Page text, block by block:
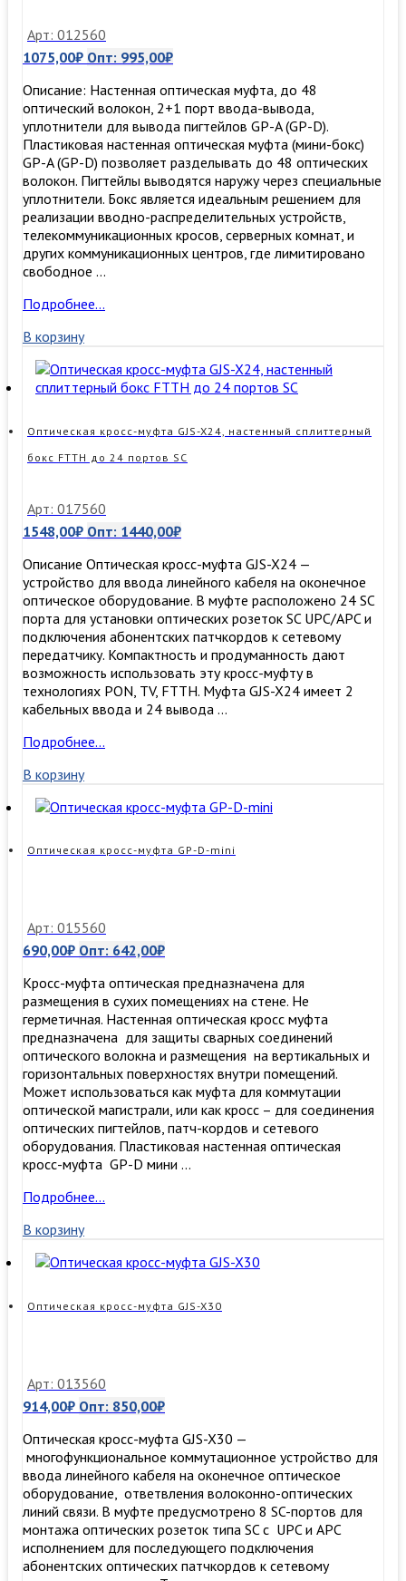
Арт: 012560
1075,00₽ Опт: 995,00₽
Описание: Настенная оптическая муфта, до 48
оптический волокон, 2+1 порт ввода-вывода,
уплотнители для вывода пигтейлов GP-A (GP-D).
Пластиковая настенная оптическая муфта (мини-бокс)
GP-A (GP-D) позволяет разделывать до 48 оптических
волокон. Пигтейлы выводятся наружу через специальные
уплотнители. Бокс является идеальным решением для
реализации вводно-распределительных устройств,
телекоммуникационных кросов, серверных комнат, и
других коммуникационных центров, где лимитировано
свободное …
Муфта
GP-
(GP-
Подробнее…
В корзину
Оптическая кросс-муфта GJS-X24, настенный сплиттерный
бокс FTTH до 24 портов SC
Арт: 017560
1548,00₽ Опт: 1440,00₽
Описание Оптическая кросс-муфта GJS-X24 —
устройство для ввода линейного кабеля на оконечное
оптическое оборудование. В муфте расположено 24 SC
порта для установки оптических розеток SC UPC/APC и
подключения абонентских патчкордов к сетевому
передатчику. Компактность и продуманность дают
возможность использовать эту кросс-муфту в
технологиях PON, TV, FTTH. Муфта GJS-X24 имеет 2
кабельных ввода и 24 вывода …
Оптическая
муфта
GJS-
X24,
сплиттерный
24
портов
SC
Подробнее…
В корзину
Оптическая кросс-муфта GP-D-mini
Арт: 015560
690,00₽ Опт: 642,00₽
Кросс-муфта оптическая предназначена для
размещения в сухих помещениях на стене. Не
герметичная. Настенная оптическая кросс муфта
предназначена для защиты сварных соединений
оптического волокна и размещения на вертикальных и
горизонтальных поверхностях внутри помещений.
Может использоваться как муфта для коммутации
оптической магистрали, или как кросс – для соединения
оптических пигтейлов, патч-кордов и сетевого
оборудования. Пластиковая настенная оптическая
кросс-муфта GP-D мини …
Оптическая
муфта
GP-
D-
Подробнее…
В корзину
Оптическая кросс-муфта GJS-X30
Арт: 013560
914,00₽ Опт: 850,00₽
Оптическая кросс-муфта GJS-X30 —
многофункциональное коммутационное устройство для
ввода линейного кабеля на оконечное оптическое
оборудование, ответвления волоконно-оптических
линий связи. В муфте предусмотрено 8 SC-портов для
монтажа оптических розеток типа SC c UPC и APC
исполнением для последующего подключения
абонентских оптических патчкордов к сетевому